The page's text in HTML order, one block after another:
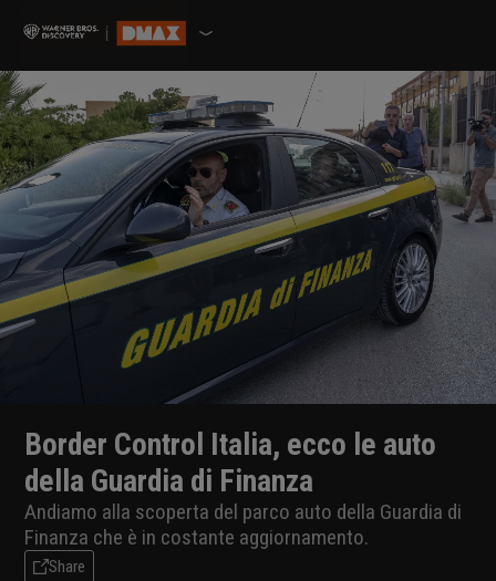
Border Control Italia, ecco le auto
della Guardia di Finanza
Andiamo alla scoperta del parco auto della Guardia di
Finanza che è in costante aggiornamento.
Share